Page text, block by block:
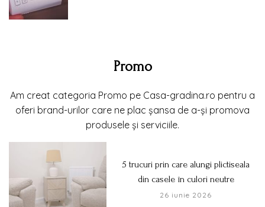
Promo
Am creat categoria Promo pe Casa-gradina.ro pentru a
oferi brand-urilor care ne plac șansa de a-și promova
produsele și serviciile.
5 trucuri prin care alungi plictiseala
din casele în culori neutre
26 iunie 2026